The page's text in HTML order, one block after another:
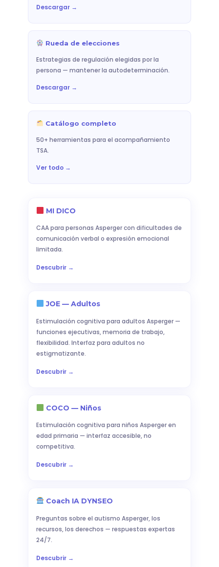
Descargar →
Rueda de elecciones
Estrategias de regulación elegidas por la
persona — mantener la autodeterminación.
Descargar →
Catálogo completo
50+ herramientas para el acompañamiento
TSA.
Ver todo →
MI DICO
CAA para personas Asperger con dificultades de
comunicación verbal o expresión emocional
limitada.
Descubrir →
JOE — Adultos
Estimulación cognitiva para adultos Asperger —
funciones ejecutivas, memoria de trabajo,
flexibilidad. Interfaz para adultos no
estigmatizante.
Descubrir →
COCO — Niños
Estimulación cognitiva para niños Asperger en
edad primaria — interfaz accesible, no
competitiva.
Descubrir →
Coach IA DYNSEO
Preguntas sobre el autismo Asperger, los
recursos, los derechos — respuestas expertas
24/7.
Descubrir →